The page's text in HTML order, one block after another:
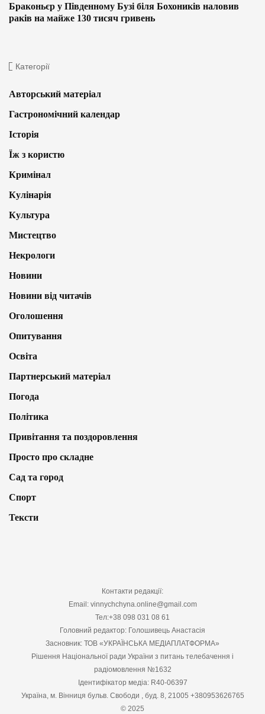
Браконьєр у Південному Бузі біля Бохоників наловив
раків на майже 130 тисяч гривень
Категорії
Авторський матеріал
Гастрономічний календар
Історія
Їж з користю
Кримінал
Кулінарія
Культура
Мистецтво
Некрологи
Новини
Новини від читачів
Оголошення
Опитування
Освіта
Партнерський матеріал
Погода
Політика
Привітання та поздоровлення
Просто про складне
Сад та город
Спорт
Тексти
Контакти редакції:
Email: vinnychchyna.online@gmail.com
Тел:+38 098 031 08 61
Головний редактор: Голошивець Анастасія
Засновник: ТОВ «УКРАЇНСЬКА МЕДІАПЛАТФОРМА»
Рішення Національної ради України з питань телебачення і
радіомовлення №1632
Ідентифікатор медіа: R40-06397
Україна, м. Вінниця бульв. Свободи , буд. 8, 21005 +380953626765
© 2025